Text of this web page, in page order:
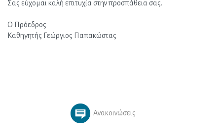
Σας εύχομαι καλή επιτυχία στην προσπάθεια σας.
Ο Πρόεδρος
Καθηγητής Γεώργιος Παπακώστας
Ανακοινώσεις